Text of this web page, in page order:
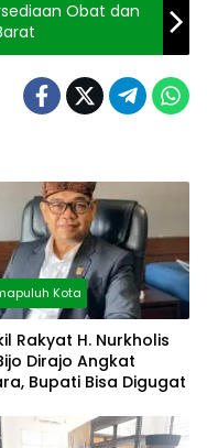
Obat dan
Kota
Rakyat H. Nurkholis
Dirajo Angkat
Bupati Bisa Digugat